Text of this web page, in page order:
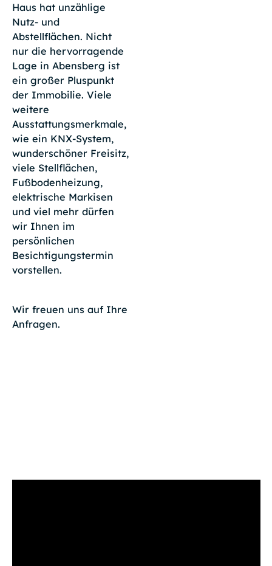
Haus hat unzählige
Nutz- und
Abstellflächen. Nicht
nur die hervorragende
Lage in Abensberg ist
ein großer Pluspunkt
der Immobilie. Viele
weitere
Ausstattungsmerkmale,
wie ein KNX-System,
wunderschöner Freisitz,
viele Stellflächen,
Fußbodenheizung,
elektrische Markisen
und viel mehr dürfen
wir Ihnen im
persönlichen
Besichtigungstermin
vorstellen.
Wir freuen uns auf Ihre
Anfragen.